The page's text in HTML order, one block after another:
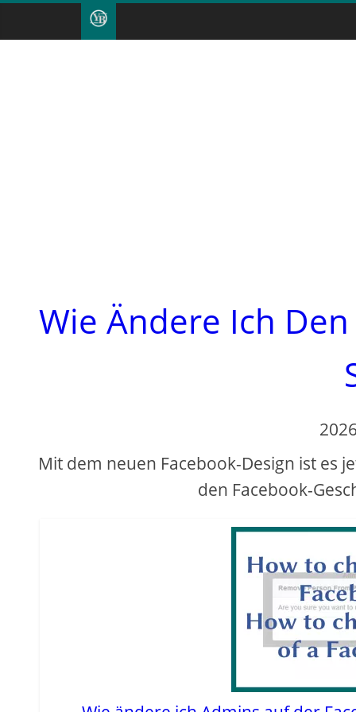
Wie Ändere Ich
Mit dem neuen Facebook-Design ist es
den Facebook-